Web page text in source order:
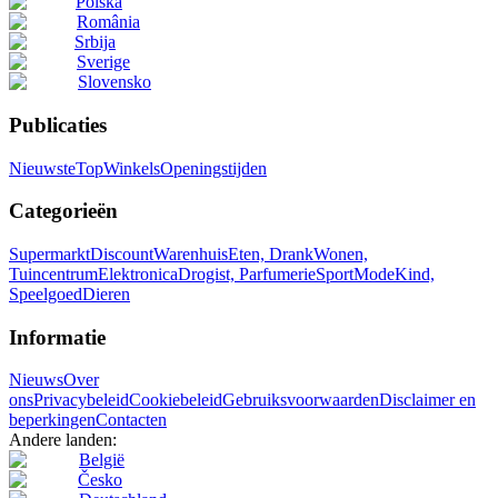
România
Srbija
Sverige
Slovensko
Publicaties
NieuwsteTopWinkelsOpeningstijden
Categorieën
SupermarktDiscountWarenhuisEten, DrankWonen,
TuincentrumElektronicaDrogist, ParfumerieSportModeKind,
SpeelgoedDieren
Informatie
NieuwsOver
onsPrivacybeleidCookiebeleidGebruiksvoorwaardenDisclaimer en
beperkingenContacten
Andere landen:
België
Česko